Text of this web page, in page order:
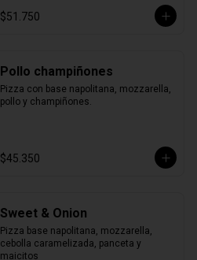
$51.750
Pollo champiñones
Pizza con base napolitana, mozzarella,
pollo y champiñones.
$45.350
Sweet & Onion
Pizza base napolitana, mozzarella,
cebolla caramelizada, panceta y
maicitos